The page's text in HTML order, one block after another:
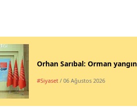
Orhan Sarıbal: Orman
#Siyaset / 06 Ağustos 2026